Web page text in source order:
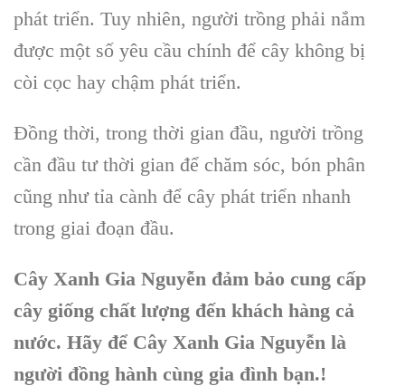
phát triển. Tuy nhiên, người trồng phải nắm
được một số yêu cầu chính để cây không bị
còi cọc hay chậm phát triển.
Đồng thời, trong thời gian đầu, người trồng
cần đầu tư thời gian để chăm sóc, bón phân
cũng như tỉa cành để cây phát triển nhanh
trong giai đoạn đầu.
Cây Xanh Gia Nguyễn đảm bảo cung cấp
cây giống chất lượng đến khách hàng cả
nước. Hãy để Cây Xanh Gia Nguyễn là
người đồng hành cùng gia đình bạn.!